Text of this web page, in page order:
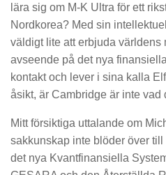
lära sig om M-K Ultra för ett
Nordkorea? Med sin
väldigt lite att erbjuda världens
avseende på det nya
kontakt och lever i sina kalla
åsikt, är Cambridge är inte vad
Mitt försiktiga uttalande om
sakkunskap inte blöder över
det nya Kvantfinansiella